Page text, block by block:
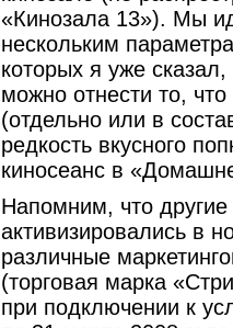
«Кинозала 13»). Мы
нескольким
которых я уже
можно отнести то,
(отдельно или в
редкость вкусного
киносеанс в
Напомним, что
активизировались в
различные
(торговая марка
при подключении к